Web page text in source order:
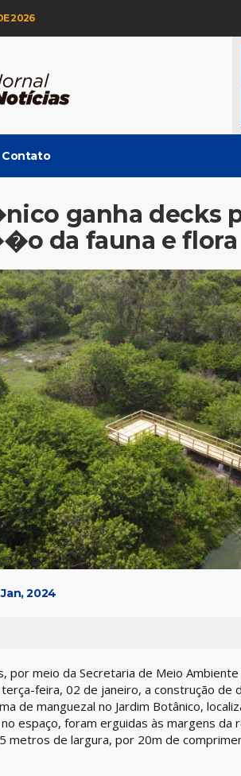
2026
Contato
ganha decks
da fauna e flora
2024
por meio da Secretaria de Meio
feira, 02 de janeiro, a construção de
de manguezal no Jardim Botânico,
espaço, foram erguidas às margens da
metros de largura, por 20m de